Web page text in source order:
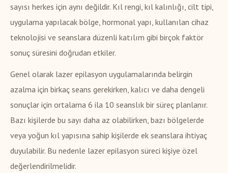
sayısı herkes için aynı değildir. Kıl rengi, kıl kalınlığı, cilt tipi,
uygulama yapılacak bölge, hormonal yapı, kullanılan cihaz
teknolojisi ve seanslara düzenli katılım gibi birçok faktör
sonuç süresini doğrudan etkiler.
Genel olarak lazer epilasyon uygulamalarında belirgin
azalma için birkaç seans gerekirken, kalıcı ve daha dengeli
sonuçlar için ortalama 6 ila 10 seanslık bir süreç planlanır.
Bazı kişilerde bu sayı daha az olabilirken, bazı bölgelerde
veya yoğun kıl yapısına sahip kişilerde ek seanslara ihtiyaç
duyulabilir. Bu nedenle lazer epilasyon süreci kişiye özel
değerlendirilmelidir.